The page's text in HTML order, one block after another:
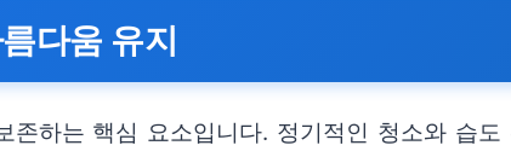
다움 유지
존하는 핵심 요소입니다. 정기적인 청소와 습